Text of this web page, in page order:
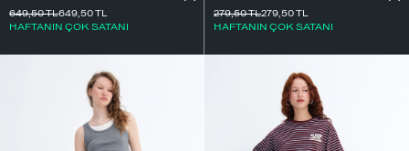
649,50TL
HAFTANIN ÇOK SATANI
649,50TL
279,50TL
HAFTANIN ÇOK SATANI
279,50TL